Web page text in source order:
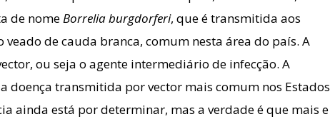
de nomeBorrelia burgdorferi, que é transmitida aos
veado de cauda branca, comum nesta área do país. A
ou seja o agente intermediário de infecção. A
doença transmitida por vector mais comum nos Estados
ainda está por determinar, mas a verdade é que mais e